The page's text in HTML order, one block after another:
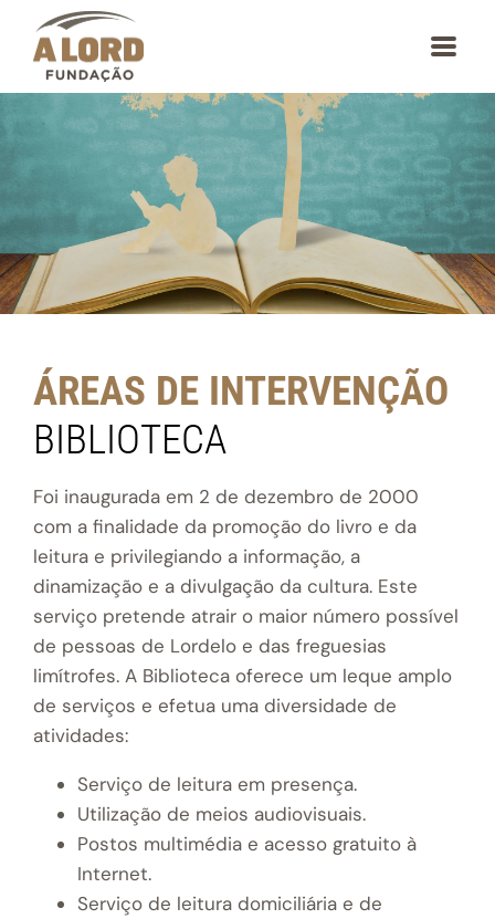
content
ÁREAS DE INTERVENÇÃO
BIBLIOTECA
Foi inaugurada em 2 de dezembro de 2000
com a finalidade da promoção do livro e da
leitura e privilegiando a informação, a
dinamização e a divulgação da cultura. Este
serviço pretende atrair o maior número possível
de pessoas de Lordelo e das freguesias
limítrofes. A Biblioteca oferece um leque amplo
de serviços e efetua uma diversidade de
atividades:
Serviço de leitura em presença.
Utilização de meios audiovisuais.
Postos multimédia e acesso gratuito à
Internet.
Serviço de leitura domiciliária e de